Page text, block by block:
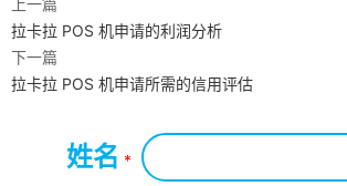
上一篇
拉卡拉 POS 机申请的利润分析
下一篇
拉卡拉 POS 机申请所需的信用评估
姓名 *